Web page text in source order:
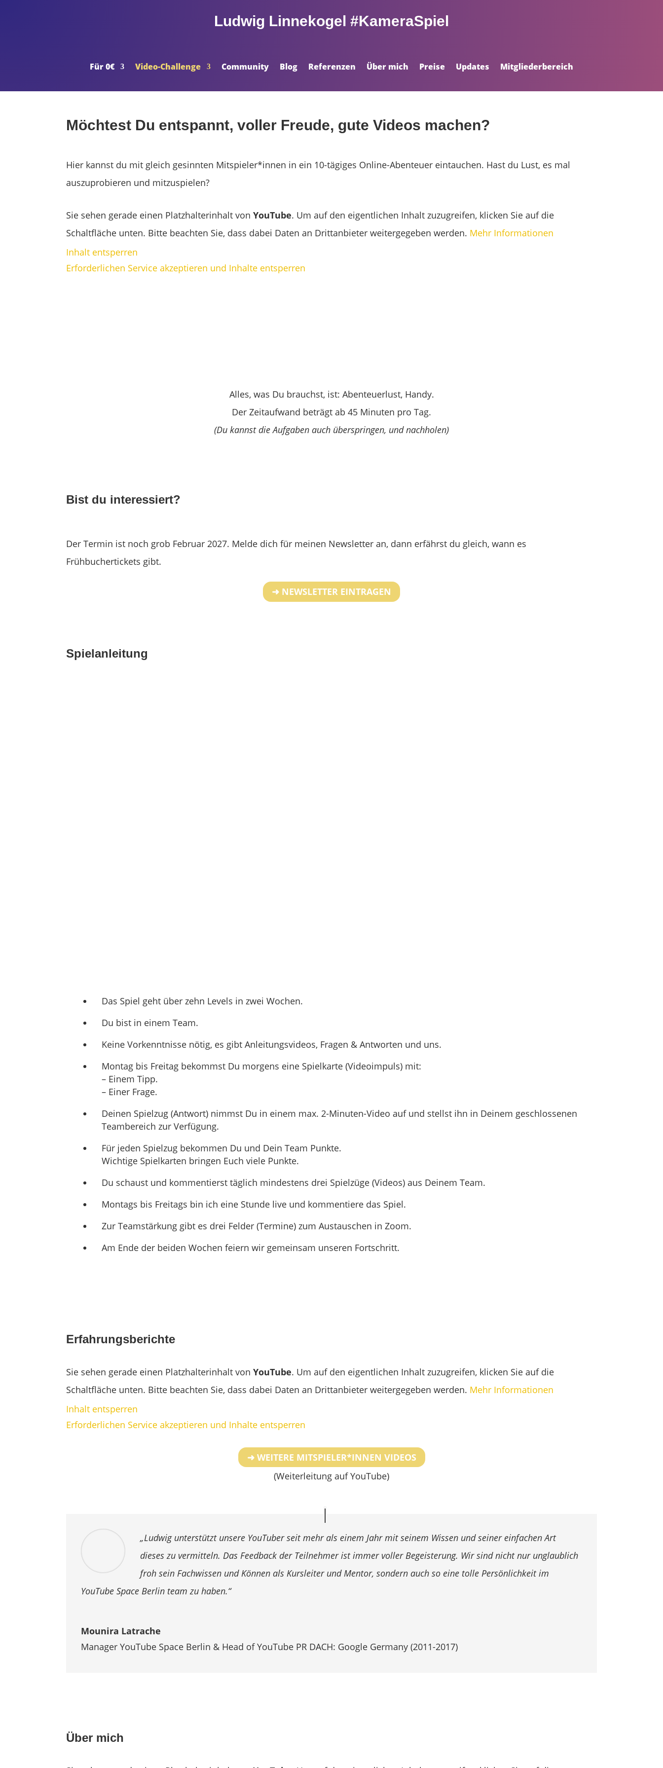
Ludwig Linnekogel #KameraSpiel
Für 0€ Video-Challenge Community Blog Referenzen Über mich Preise Updates Mitgliederbereich
Möchtest Du entspannt, voller Freude, gute Videos machen?
Hier kannst du mit gleich gesinnten Mitspieler*innen in ein 10-tägiges Online-Abenteuer eintauchen. Hast du Lust, es mal
auszuprobieren und mitzuspielen?
Sie sehen gerade einen Platzhalterinhalt vonYouTube. Um auf den eigentlichen Inhalt zuzugreifen, klicken Sie auf die
Schaltfläche unten. Bitte beachten Sie, dass dabei Daten an Drittanbieter weitergegeben werden. Mehr Informationen
Inhalt entsperren
Erforderlichen Service akzeptieren und Inhalte entsperren
Alles, was Du brauchst, ist: Abenteuerlust, Handy.
Der Zeitaufwand beträgt ab 45 Minuten pro Tag.
(Du kannst die Aufgaben auch überspringen, und nachholen)
Bist du interessiert?
Der Termin ist noch grob Februar 2027. Melde dich für meinen Newsletter an, dann erfährst du gleich, wann es
Frühbuchertickets gibt.
➜ NEWSLETTER EINTRAGEN
Spielanleitung
Das Spiel geht über zehn Levels in zwei Wochen.
Du bist in einem Team.
Keine Vorkenntnisse nötig, es gibt Anleitungsvideos, Fragen & Antworten und uns.
Montag bis Freitag bekommst Du morgens eine Spielkarte (Videoimpuls) mit:
– Einem Tipp.
– Einer Frage.
Deinen Spielzug (Antwort) nimmst Du in einem max. 2-Minuten-Video auf und stellst ihn in Deinem geschlossenen
Teambereich zur Verfügung.
Für jeden Spielzug bekommen Du und Dein Team Punkte.
Wichtige Spielkarten bringen Euch viele Punkte.
Du schaust und kommentierst täglich mindestens drei Spielzüge (Videos) aus Deinem Team.
Montags bis Freitags bin ich eine Stunde live und kommentiere das Spiel.
Zur Teamstärkung gibt es drei Felder (Termine) zum Austauschen in Zoom.
Am Ende der beiden Wochen feiern wir gemeinsam unseren Fortschritt.
Erfahrungsberichte
Sie sehen gerade einen Platzhalterinhalt vonYouTube. Um auf den eigentlichen Inhalt zuzugreifen, klicken Sie auf die
Schaltfläche unten. Bitte beachten Sie, dass dabei Daten an Drittanbieter weitergegeben werden. Mehr Informationen
Inhalt entsperren
Erforderlichen Service akzeptieren und Inhalte entsperren
➜ WEITERE MITSPIELER*INNEN VIDEOS
(Weiterleitung auf YouTube)
„Ludwig unterstützt unsere YouTuber seit mehr als einem Jahr mit seinem Wissen und seiner einfachen Art
dieses zu vermitteln. Das Feedback der Teilnehmer ist immer voller Begeisterung. Wir sind nicht nur unglaublich
froh sein Fachwissen und Können als Kursleiter und Mentor, sondern auch so eine tolle Persönlichkeit im
YouTube Space Berlin team zu haben.“
Mounira Latrache
Manager YouTube Space Berlin & Head of YouTube PR DACH: Google Germany (2011-2017)
Über mich